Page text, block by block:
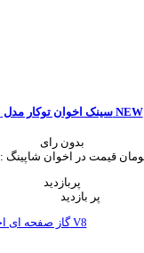
سینک اخوان توکار مدل 159 NEW
بدون رای
قیمت در اخوان شاپینگ :
پربازدید
پر بازدید